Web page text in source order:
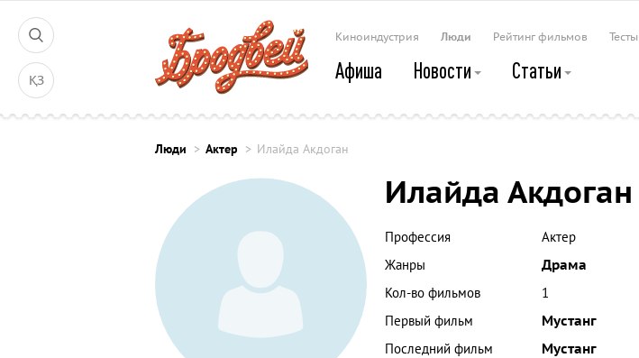
ҚЗ
Киноиндустрия Люди Рейтинг фильмов Тесты
Афиша Новости Статьи
Люди Актер Илайда Акдоган
Илайда Акдоган
Профессия
Актер
Жанры
Драма
Кол-во фильмов
1
Первый фильм
Мустанг
Последний фильм
Мустанг